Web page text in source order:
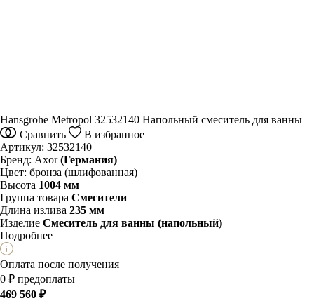
Hansgrohe Metropol 32532140 Напольный смеситель для ванны
Сравнить
В избранное
Артикул: 32532140
Бренд: Axor (Германия)
Цвет: бронза (шлифованная)
Высота 1004 мм
Группа товара Смесители
Длина излива 235 мм
Изделие Смеситель для ванны (напольный)
Подробнее
Оплата после получения
0 ₽ предоплаты
469 560 ₽